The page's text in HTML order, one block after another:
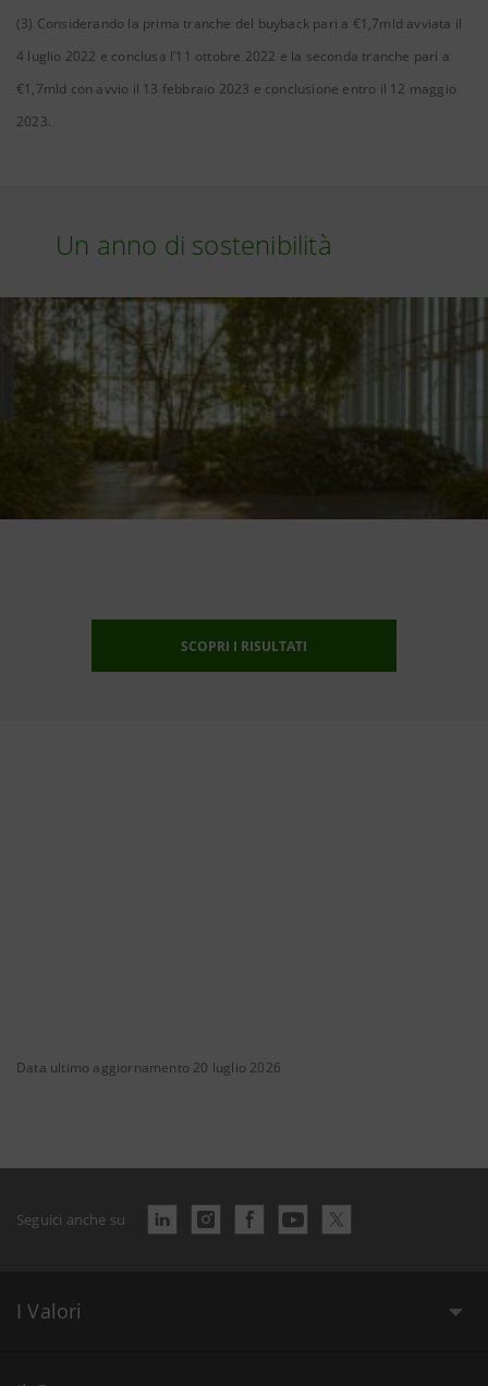
(3) Considerando la prima tranche del buyback pari a €1,7mld avviata il
4 luglio 2022 e conclusa l’11 ottobre 2022 e la seconda tranche pari a
€1,7mld con avvio il 13 febbraio 2023 e conclusione entro il 12 maggio
2023.
Un anno di sostenibilità
SCOPRI I RISULTATI
Data ultimo aggiornamento 20 luglio 2026
Seguici anche su
I Valori